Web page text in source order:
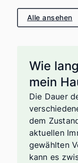
Alle ansehen
Wie
mein
Die Dauer
dem
aktuellen
gewählten
kann es